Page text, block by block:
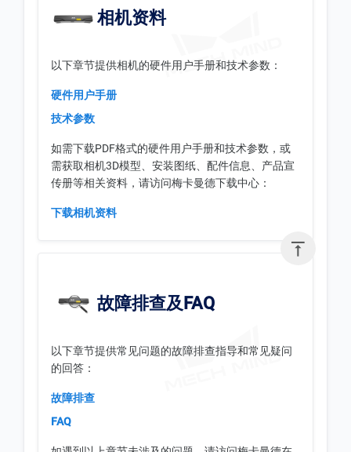

相机资料
以下章节提供相机的硬件用户手册和技术参数：
硬件用户手册
技术参数
如需下载PDF格式的硬件用户手册和技术参数，或
需获取相机3D模型、安装图纸、配件信息、产品宣
传册等相关资料，请访问梅卡曼德下载中心：
下载相机资料
故障排查及FAQ
以下章节提供常见问题的故障排查指导和常见疑问
的回答：
故障排查
FAQ